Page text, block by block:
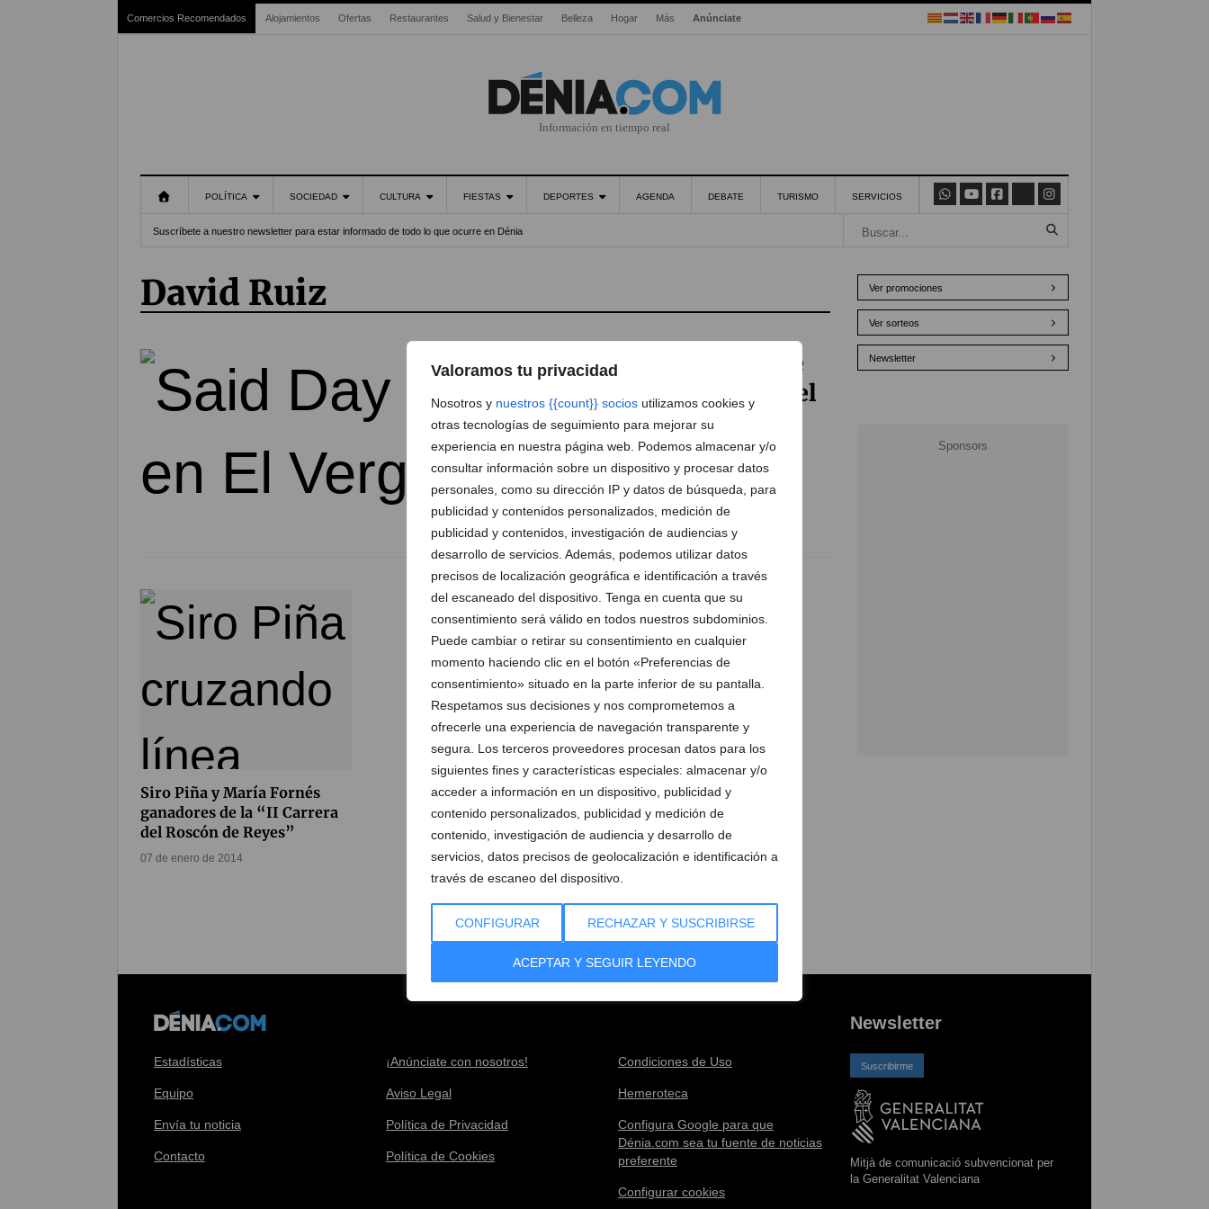
Valoramos tu privacidad
Nosotros y nuestros {{count}} socios utilizamos cookies y
otras tecnologías de seguimiento para mejorar su
experiencia en nuestra página web. Podemos almacenar y/o
consultar información sobre un dispositivo y procesar datos
personales, como su dirección IP y datos de búsqueda, para
publicidad y contenidos personalizados, medición de
publicidad y contenidos, investigación de audiencias y
desarrollo de servicios. Además, podemos utilizar datos
precisos de localización geográfica e identificación a través
del escaneado del dispositivo. Tenga en cuenta que su
consentimiento será válido en todos nuestros subdominios.
Puede cambiar o retirar su consentimiento en cualquier
momento haciendo clic en el botón «Preferencias de
consentimiento» situado en la parte inferior de su pantalla.
Respetamos sus decisiones y nos comprometemos a
ofrecerle una experiencia de navegación transparente y
segura. Los terceros proveedores procesan datos para los
siguientes fines y características especiales: almacenar y/o
acceder a información en un dispositivo, publicidad y
contenido personalizados, publicidad y medición de
contenido, investigación de audiencia y desarrollo de
servicios, datos precisos de geolocalización e identificación a
través de escaneo del dispositivo.
CONFIGURAR RECHAZAR Y SUSCRIBIRSE
ACEPTAR Y SEGUIR LEYENDO
Comercios Recomendados Alojamientos Ofertas Restaurantes Salud y Bienestar Belleza Hogar Más Anúnciate
Información en tiempo real
POLÍTICA SOCIEDAD CULTURA FIESTAS DEPORTES AGENDA DEBATE TURISMO SERVICIOS
Suscríbete a nuestro newsletter para estar informado de todo lo que ocurre en Dénia
David Ruiz
Said Day fue el vencedor de
la I Cursa Solidaria contra el
cáncer de El Verger
22 de enero de 2015
Siro Piña y María Fornés
ganadores de la “II Carrera
del Roscón de Reyes”
07 de enero de 2014
Ver promociones
Ver sorteos
Newsletter
Estadísticas
Equipo
Envía tu noticia
Contacto
¡Anúnciate con nosotros!
Aviso Legal
Política de Privacidad
Política de Cookies
Condiciones de Uso
Hemeroteca
Configura Google para que
Dénia.com sea tu fuente de noticias
preferente
Configurar cookies
Newsletter
Suscribirme
Mitjà de comunicació subvencionat per
la Generalitat Valenciana